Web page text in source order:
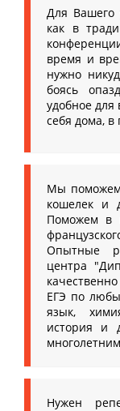
Для Вашего
как в
время и
нужно
боясь
удобное для
себя дома,
Мы поможем
кошелек и
Поможем в
Опытные
центра
ЕГЭ по
язык,
история и
Нужен